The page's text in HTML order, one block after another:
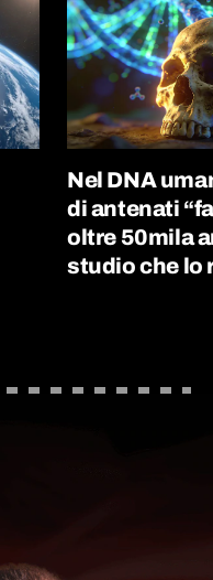
Nel DNA
di antenati
oltre 50mila
studio che lo